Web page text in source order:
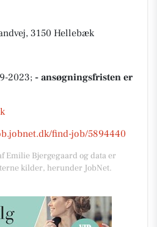
3150 Hellebæk
2023; - ansøgningsfristen er
find-job/5894440
Emilie Bjergegaard og data er
kilder, herunder JobNet.